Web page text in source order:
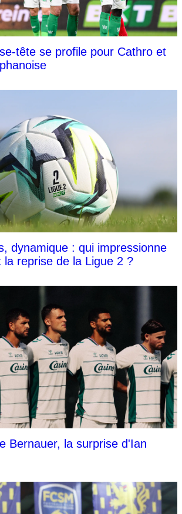
tête se profile pour Cathro et
dynamique : qui impressionne
la reprise de la Ligue 2 ?
Bernauer, la surprise d'Ian